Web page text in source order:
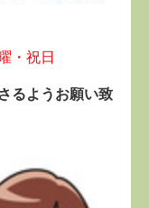
・祝日
るようお願い致